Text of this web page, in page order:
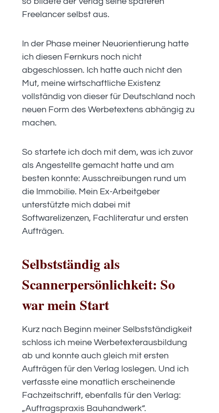
Freelancer selbst aus.
In der Phase meiner Neuorientierung hatte
ich diesen Fernkurs noch nicht
abgeschlossen. Ich hatte auch nicht den
Mut, meine wirtschaftliche Existenz
vollständig von dieser für Deutschland noch
neuen Form des Werbetextens abhängig zu
machen.
So startete ich doch mit dem, was ich zuvor
als Angestellte gemacht hatte und am
besten konnte: Ausschreibungen rund um
die Immobilie. Mein Ex-Arbeitgeber
unterstützte mich dabei mit
Softwarelizenzen, Fachliteratur und ersten
Aufträgen.
Selbstständig als
Scannerpersönlichkeit: So
war mein Start
Kurz nach Beginn meiner Selbstständigkeit
schloss ich meine Werbetexterausbildung
ab und konnte auch gleich mit ersten
Aufträgen für den Verlag loslegen. Und ich
verfasste eine monatlich erscheinende
Fachzeitschrift, ebenfalls für den Verlag:
„Auftragspraxis Bauhandwerk“.